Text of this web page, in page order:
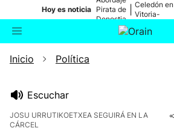
Hoy es noticia Pirata de
Donostia
Celedón en
Vitoria-
Buscador
Inicio Política
Escuchar
JOSU URRUTIKOETXEA SEGUIRÁ EN LA
CÁRCEL